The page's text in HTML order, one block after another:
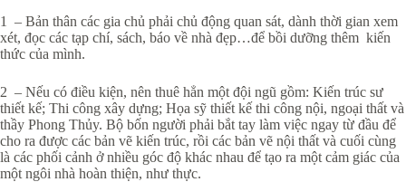
1 – Bản thân các gia chủ phải chủ động quan sát, dành thời gian xem
xét, đọc các tạp chí, sách, báo về nhà đẹp…để bồi dưỡng thêm kiến
thức của mình.
2 – Nếu có điều kiện, nên thuê hẳn một đội ngũ gồm: Kiến trúc sư
thiết kế; Thi công xây dựng; Họa sỹ thiết kế thi công nội, ngoại thất và
thầy Phong Thủy. Bộ bốn người phải bắt tay làm việc ngay từ đầu để
cho ra được các bản vẽ kiến trúc, rồi các bản vẽ nội thất và cuối cùng
là các phối cảnh ở nhiều góc độ khác nhau để tạo ra một cảm giác của
một ngôi nhà hoàn thiện, như thực.